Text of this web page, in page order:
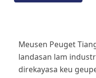
Meusen Peuget
landasan lam
direkayasa keu